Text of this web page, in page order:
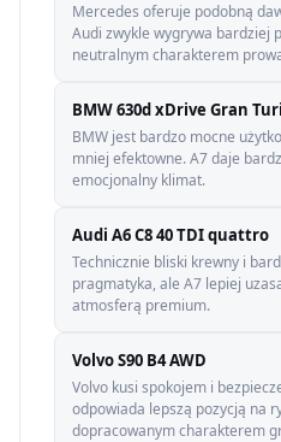
Mercedes oferuje podobną
Audi zwykle wygrywa bardziej
neutralnym charakterem
BMW 630d xDrive Gran
BMW jest bardzo mocne
mniej efektowne. A7 daje
emocjonalny klimat.
Audi A6 C8 40 TDI quattro
Technicznie bliski krewny i
pragmatyka, ale A7 lepiej
atmosferą premium.
Volvo S90 B4 AWD
Volvo kusi spokojem i
odpowiada lepszą pozycją na
dopracowanym charakterem